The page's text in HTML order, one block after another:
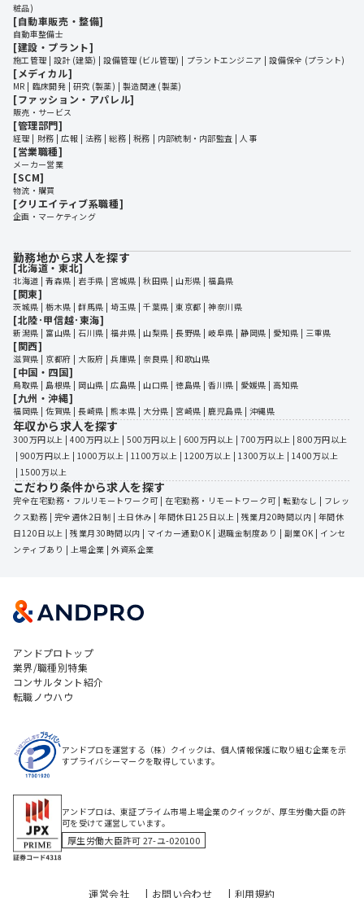
粧品)
[自動車販売・整備]
自動車整備士
[建設・プラント]
施工管理 設計 (建築) 設備管理 (ビル管理) プラントエンジニア 設備保全 (プラント)
[メディカル]
MR 臨床開発 研究 (製薬) 製造関連 (製薬)
[ファッション・アパレル]
販売・サービス
[管理部門]
経理 財務 広報 法務 総務 税務 内部統制・内部監査 人事
[営業職種]
メーカー営業
[SCM]
物流・購買
[クリエイティブ系職種]
企画・マーケティング
勤務地から求人を探す
[北海道・東北]
北海道 | 青森県 | 岩手県 | 宮城県 | 秋田県 | 山形県 | 福島県
[関東]
茨城県 | 栃木県 | 群馬県 | 埼玉県 | 千葉県 | 東京都 | 神奈川県
[北陸･甲信越･東海]
新潟県 | 富山県 | 石川県 | 福井県 | 山梨県 | 長野県 | 岐阜県 | 静岡県 | 愛知県 | 三重県
[関西]
滋賀県 | 京都府 | 大阪府 | 兵庫県 | 奈良県 | 和歌山県
[中国・四国]
鳥取県 | 島根県 | 岡山県 | 広島県 | 山口県 | 徳島県 | 香川県 | 愛媛県 | 高知県
[九州・沖縄]
福岡県 | 佐賀県 | 長崎県 | 熊本県 | 大分県 | 宮崎県 | 鹿児島県 | 沖縄県
年収から求人を探す
300万円以上 | 400万円以上 | 500万円以上 | 600万円以上 | 700万円以上 | 800万円以上
| 900万円以上 | 1000万以上 | 1100万以上 | 1200万以上 | 1300万以上 | 1400万以上
| 1500万以上
こだわり条件から求人を探す
完全在宅勤務・フルリモートワーク可 | 在宅勤務・リモートワーク可 | 転勤なし | フレッ
クス勤務 | 完全週休2日制 | 土日休み | 年間休日125日以上 | 残業月20時間以内 | 年間休
日120日以上 | 残業月30時間以内 | マイカー通勤OK | 退職金制度あり | 副業OK | インセ
ンティブあり | 上場企業 | 外資系企業
アンドプロトップ
業界/職種別特集
コンサルタント紹介
転職ノウハウ
アンドプロを運営する（株）クイックは、個人情報保護に取り組む企業を示
すプライバシーマークを取得しています。
アンドプロは、東証プライム市場上場企業のクイックが、厚生労働大臣の許
可を受けて運営しています。
厚生労働大臣許可 27-ユ-020100
運営会社 お問い合わせ 利用規約